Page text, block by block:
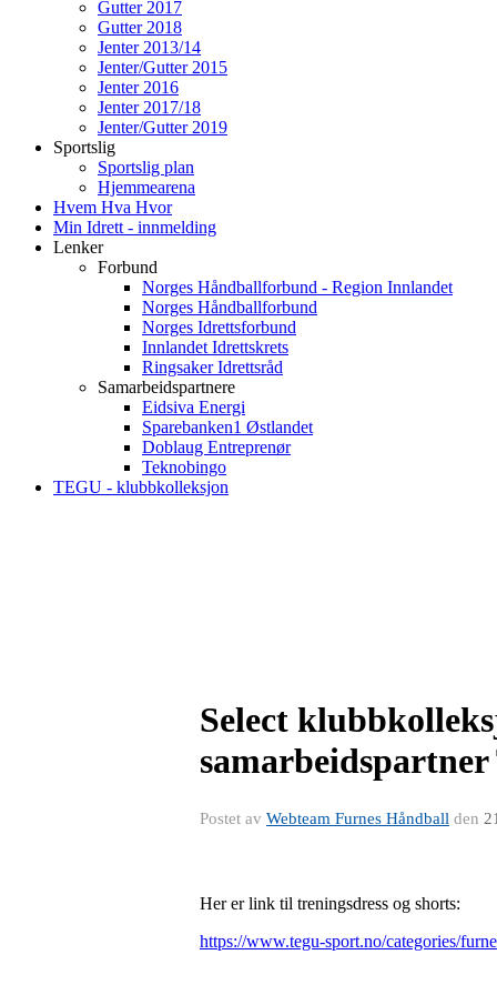
Gutter 2017
Gutter 2018
Jenter 2013/14
Jenter/Gutter 2015
Jenter 2016
Jenter 2017/18
Jenter/Gutter 2019
Sportslig
Sportslig plan
Hjemmearena
Hvem Hva Hvor
Min Idrett - innmelding
Lenker
Forbund
Norges Håndballforbund - Region Innlandet
Norges Håndballforbund
Norges Idrettsforbund
Innlandet Idrettskrets
Ringsaker Idrettsråd
Samarbeidspartnere
Eidsiva Energi
Sparebanken1 Østlandet
Doblaug Entreprenør
Teknobingo
TEGU - klubbkolleksjon
Select
samarbeidspartner
Postet av Webteam Furnes Håndball den
Her er link til treningsdress og shorts:
https://www.tegu-sport.no/categories/